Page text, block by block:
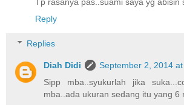
Reply
Replies
Diah Didi
September 2, 2014
Sipp mba..syukurlah jika
mba..ada ukuran sedang itu yang 6